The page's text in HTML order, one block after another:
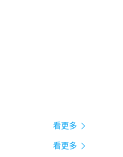
看更多
看更多